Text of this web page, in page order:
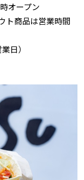
オープン
ト商品は営業時間
日）